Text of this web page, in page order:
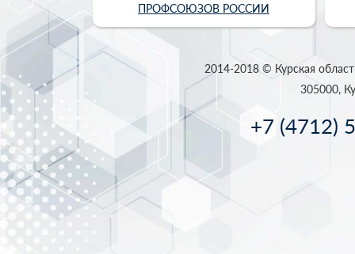
ПРОФСОЮЗОВ РОССИИ
2014-2018 © Курская
305000,
+7 (4712)